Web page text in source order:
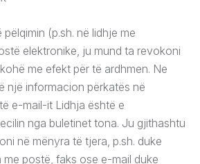
(p.sh. në lidhje me
elektronike, ju mund ta revokoni
me efekt për të ardhmen. Ne
një informacion përkatës në
e-mail-it Lidhja është e
nga buletinet tona. Ju gjithashtu
në mënyra të tjera, p.sh. duke
me postë, faks ose e-mail duke